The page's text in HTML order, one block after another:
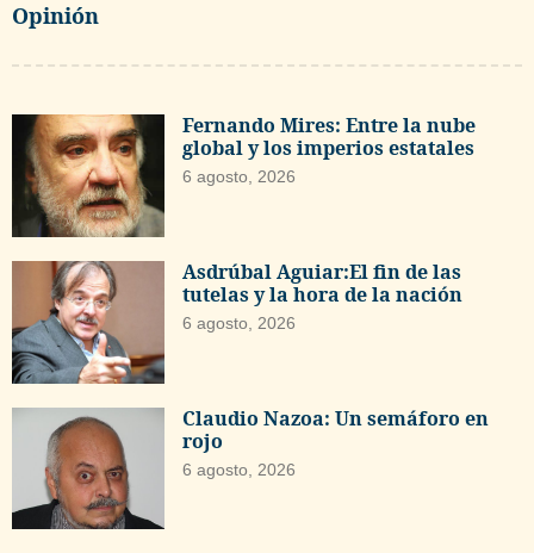
Opinión
Fernando Mires: Entre la nube
global y los imperios estatales
6 agosto, 2026
Asdrúbal Aguiar:El fin de las
tutelas y la hora de la nación
6 agosto, 2026
Claudio Nazoa: Un semáforo en
rojo
6 agosto, 2026